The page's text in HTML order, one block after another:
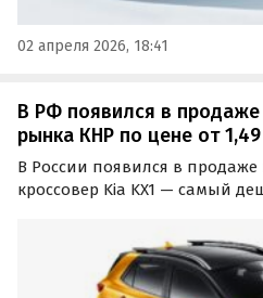
02 апреля 2026, 18:41
В РФ появился в продаже
рынка КНР по цене от
В России появился в
кроссовер Kia KX1 — самый
российский рынок под заказ
классифайдов минимум 1 490